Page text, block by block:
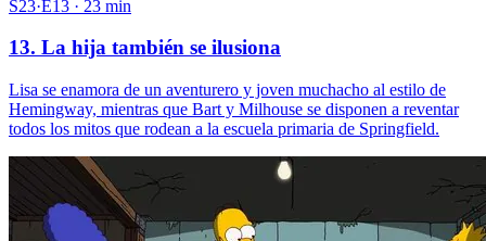
S23·E13 · 23 min
13. La hija también se ilusiona
Lisa se enamora de un aventurero y joven muchacho al estilo de
Hemingway, mientras que Bart y Milhouse se disponen a reventar
todos los mitos que rodean a la escuela primaria de Springfield.